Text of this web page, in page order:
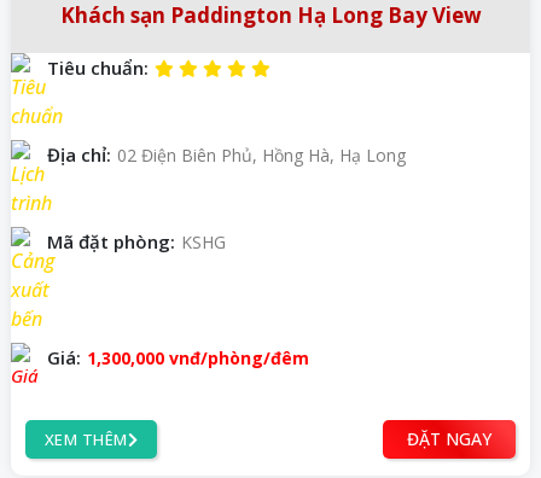
Khách sạn Paddington Hạ Long Bay View
Tiêu chuẩn:
Địa chỉ: 02 Điện Biên Phủ, Hồng Hà, Hạ Long
Mã đặt phòng: KSHG
Giá: 1,300,000 vnđ/phòng/đêm
XEM THÊM ĐẶT NGAY